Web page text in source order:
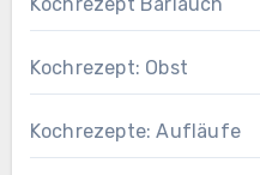
Kochrezept Bärlauch
Kochrezept: Obst
Kochrezepte: Aufläufe